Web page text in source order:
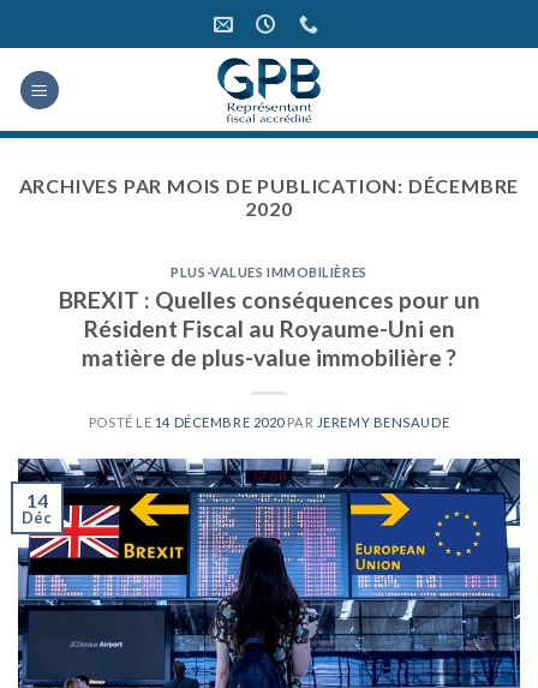
to
content
ARCHIVES PAR MOIS DE PUBLICATION: DÉCEMBRE
2020
PLUS-VALUES IMMOBILIÈRES
BREXIT : Quelles conséquences pour un
Résident Fiscal au Royaume-Uni en
matière de plus-value immobilière ?
POSTÉ LE 14 DÉCEMBRE 2020PAR JEREMY BENSAUDE
14
Déc